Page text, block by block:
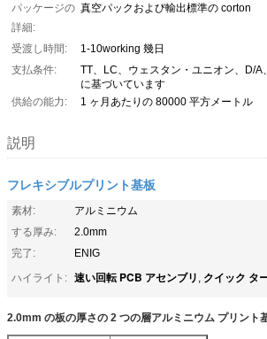
パッケージの
詳細:
真空パックおよび輸出標準の corton
受渡し時間:
1-10working 幾日
支払条件:
TT、LC、ウェスタン・ユニオン、D/A
に基づいています
供給の能力:
1 ヶ月あたりの 80000 平方メートル
説明
フレキシブルプリント基板
素材:
アルミニウム
する厚み:
2.0mm
完了:
ENIG
ハイライト: 速い回転 PCB アセンブリ , クイック タ
2.0mm の板の厚さの 2 つの層アルミニウム プリント